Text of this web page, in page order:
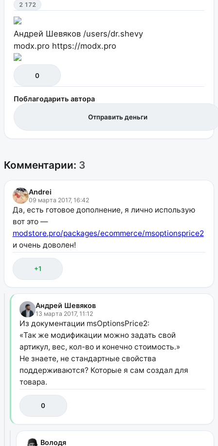
2 172
Андрей Шевяков /users/dr.shevy
modx.pro https://modx.pro
0
Поблагодарить автора
Отправить деньги
Комментарии: 3
Andrei
09 марта 2017, 16:42
Да, есть готовое дополнение, я лично использую
вот это —
modstore.pro/packages/ecommerce/msoptionsprice2
и очень доволен!
+1
Андрей Шевяков
13 марта 2017, 11:12
Из документации msOptionsPrice2:
«Так же модификации можно задать свой
артикул, вес, кол-во и конечно стоимость.»
Не знаете, не стандартные свойства
поддерживаются? Которые я сам создал для
товара.
0
Володя